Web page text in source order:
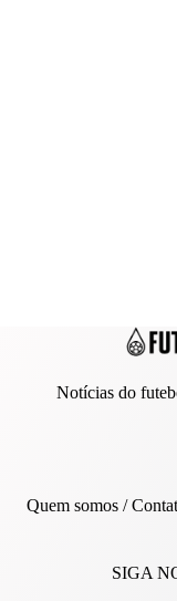
Notícias do
Quem somos/
SIGA